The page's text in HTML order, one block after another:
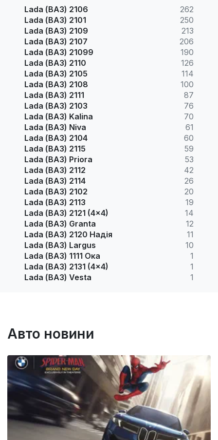
Lada (ВАЗ) 2106
262
Lada (ВАЗ) 2101
250
Lada (ВАЗ) 2109
213
Lada (ВАЗ) 2107
206
Lada (ВАЗ) 21099
190
Lada (ВАЗ) 2110
126
Lada (ВАЗ) 2105
114
Lada (ВАЗ) 2108
100
Lada (ВАЗ) 2111
87
Lada (ВАЗ) 2103
76
Lada (ВАЗ) Kalina
70
Lada (ВАЗ) Niva
61
Lada (ВАЗ) 2104
60
Lada (ВАЗ) 2115
59
Lada (ВАЗ) Priora
53
Lada (ВАЗ) 2112
42
Lada (ВАЗ) 2114
26
Lada (ВАЗ) 2102
20
Lada (ВАЗ) 2113
19
Lada (ВАЗ) 2121 (4x4)
14
Lada (ВАЗ) Granta
12
Lada (ВАЗ) 2120 Надія
11
Lada (ВАЗ) Largus
10
Lada (ВАЗ) 1111 Ока
1
Lada (ВАЗ) 2131 (4x4)
1
Lada (ВАЗ) Vesta
1
Авто новини